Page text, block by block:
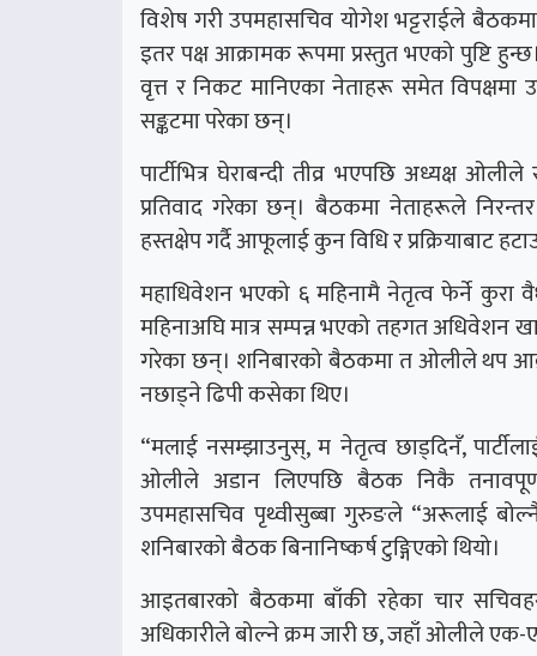
विशेष गरी उपमहासचिव योगेश भट्टराईले
इतर पक्ष आक्रामक रूपमा प्रस्तुत भएको पुष्टि
वृत्त र निकट मानिएका नेताहरू समेत विपक्षमा
सङ्कटमा परेका छन्।
पार्टीभित्र घेराबन्दी तीव्र भएपछि अध्यक्ष
प्रतिवाद गरेका छन्। बैठकमा नेताहरूले
हस्तक्षेप गर्दै आफूलाई कुन विधि र प्रक्रियाबाट
महाधिवेशन भएको ६ महिनामै नेतृत्व फेर्ने कुरा
महिनाअघि मात्र सम्पन्न भएको तहगत अधिवेशन
गरेका छन्। शनिबारको बैठकमा त ओलीले थप
नछाड्ने ढिपी कसेका थिए।
“मलाई नसम्झाउनुस्, म नेतृत्व छाड्दिनँ,
ओलीले अडान लिएपछि बैठक निकै
उपमहासचिव पृथ्वीसुब्बा गुरुङले “अरूलाई
शनिबारको बैठक बिनानिष्कर्ष टुङ्गिएको थियो।
आइतबारको बैठकमा बाँकी रहेका चार
अधिकारीले बोल्ने क्रम जारी छ, जहाँ ओलीले एक-